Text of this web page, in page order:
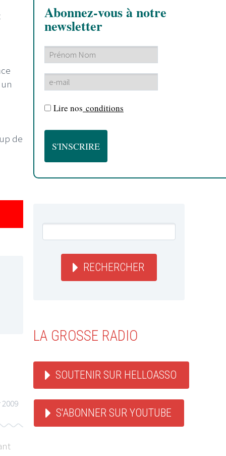
de
Abonnez-vous à notre
newsletter
Lire nos conditions
RECHERCHER
LA GROSSE RADIO
SOUTENIR SUR HELLOASSO
S'ABONNER SUR YOUTUBE